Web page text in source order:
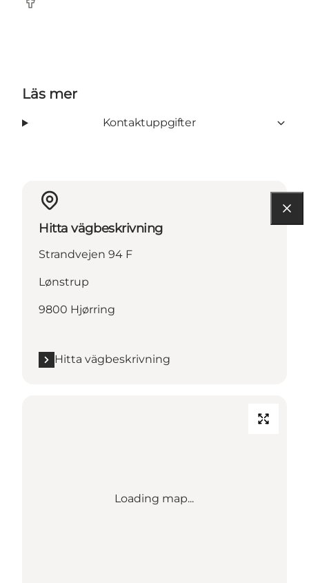
Facebook
Läs mer
Kontaktuppgifter
Hitta vägbeskrivning
Strandvejen 94 F
Lønstrup
9800 Hjørring
Hitta vägbeskrivning
Loading map...